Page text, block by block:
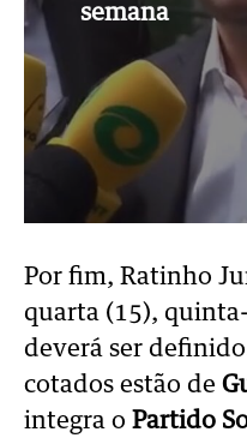
semana
Por fim, Ratinho
quarta (15),
deverá ser
cotados estão de
integra o Partido